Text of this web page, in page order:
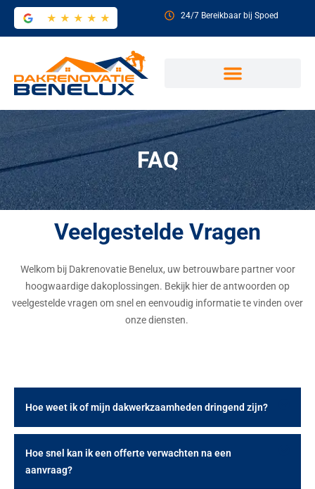
★ ★ ★ ★ ★ 24/7 Bereikbaar bij Spoed
FAQ
Veelgestelde Vragen
Welkom bij Dakrenovatie Benelux, uw betrouwbare partner voor
hoogwaardige dakoplossingen. Bekijk hier de antwoorden op
veelgestelde vragen om snel en eenvoudig informatie te vinden over
onze diensten.
Hoe weet ik of mijn dakwerkzaamheden dringend zijn?
Hoe snel kan ik een offerte verwachten na een
aanvraag?